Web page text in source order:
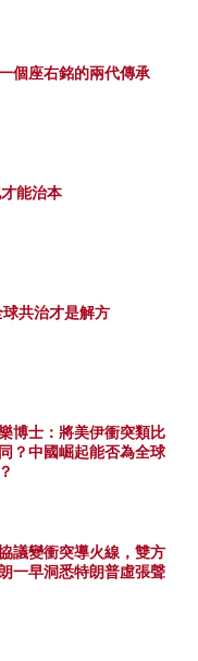
個座右銘的兩代傳承
能治本
共治才是解方
博士：將美伊衝突類比
？中國崛起能否為全球
議變衝突導火線，雙方
一早洞悉特朗普虛張聲